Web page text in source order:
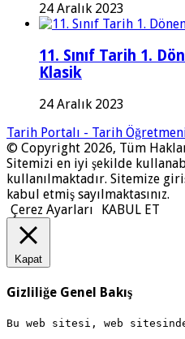
24 Aralık 2023
11. Sınıf Tarih 1.
Klasik
24 Aralık 2023
Tarih Portalı - Tarih
© Copyright 2026, Tüm
Sitemizi en iyi şekilde
kullanılmaktadır. Sitemize
kabul etmiş sayılmaktasınız.
Çerez Ayarları
KABUL ET
Kapat
Gizliliğe Genel Bakış
Bu web sitesi, web